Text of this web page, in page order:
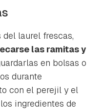
laurel frescas,
las ramitas y
en bolsas o
durante
con el perejil y el
ingredientes de